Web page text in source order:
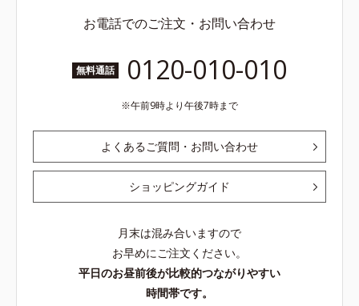
お電話でのご注文・お問い合わせ
無料通話 0120-010-010
午前9時より午後7時まで
よくあるご質問・お問い合わせ
ショッピングガイド
月末は混み合いますので
お早めにご注文ください。
平日のお昼前後が比較的つながりやすい
時間帯です。